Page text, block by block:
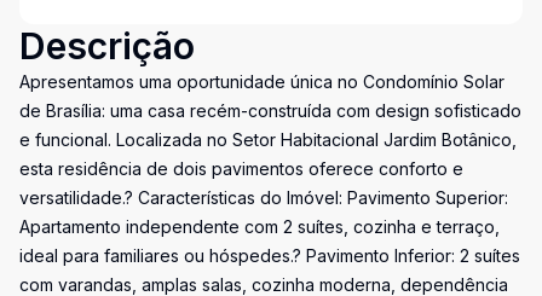
Descrição
Apresentamos uma oportunidade única no Condomínio Solar
de Brasília: uma casa recém-construída com design sofisticado
e funcional. Localizada no Setor Habitacional Jardim Botânico,
esta residência de dois pavimentos oferece conforto e
versatilidade.? Características do Imóvel: Pavimento Superior:
Apartamento independente com 2 suítes, cozinha e terraço,
ideal para familiares ou hóspedes.? Pavimento Inferior: 2 suítes
com varandas, amplas salas, cozinha moderna, dependência